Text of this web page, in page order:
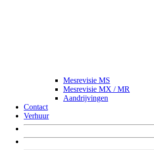
Mesrevisie MS
Mesrevisie MX / MR
Aandrijvingen
Contact
Verhuur